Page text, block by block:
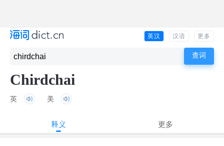
英汉 汉语 更多
Chirdchai
英 美
释义 更多